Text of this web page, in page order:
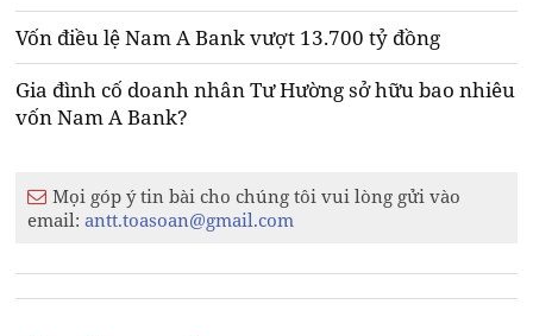
Vốn điều lệ Nam A Bank vượt 13.700 tỷ đồng
Gia đình cố doanh nhân Tư Hường sở hữu bao nhiêu
vốn Nam A Bank?
Mọi góp ý tin bài cho chúng tôi vui lòng gửi vào
email:antt.toasoan@gmail.com